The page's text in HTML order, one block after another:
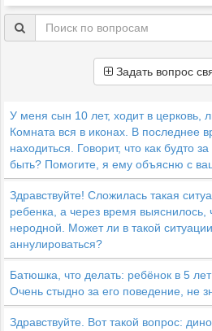
Задать вопрос
У меня сын 10 лет, ходит в церковь,
Комната вся в иконах. В последнее
находиться. Говорит, что как будто
быть? Помогите, я ему объясню с
Здравствуйте! Сложилась такая
ребенка, а через время выяснилось,
неродной. Может ли в такой
аннулироваться?
Батюшка, что делать: ребёнок в 5
Очень стыдно за его поведение, не
Здравствуйте. Вот такой вопрос: